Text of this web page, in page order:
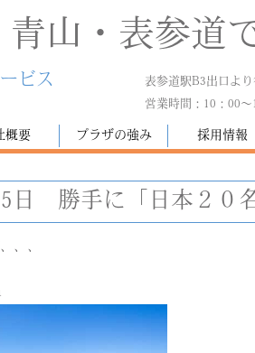
青山・表参道
ビス
表参道駅B3出口よ
営業時間：10：00～
概要 プラザの強み 採用情報
日 勝手に「日本２
、、